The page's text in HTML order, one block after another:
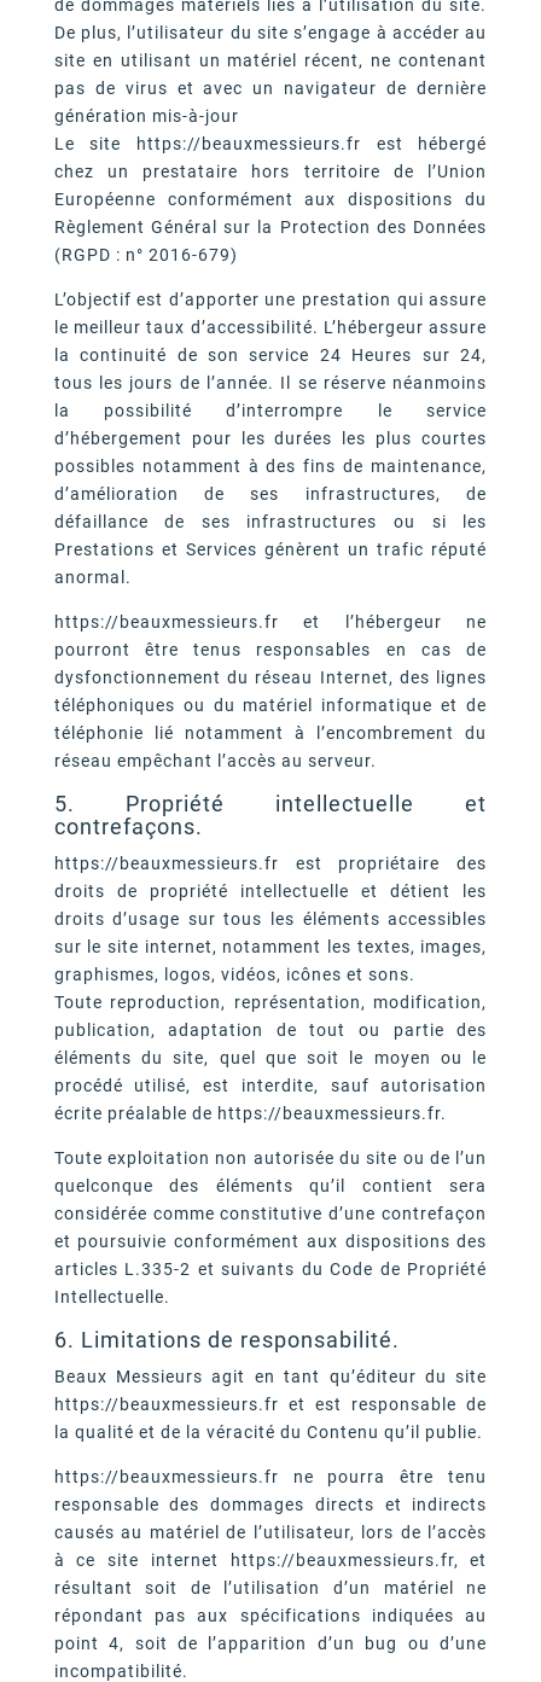
de dommages matériels liés à l’utilisation du site.
De plus, l’utilisateur du site s’engage à accéder au
site en utilisant un matériel récent, ne contenant
pas de virus et avec un navigateur de dernière
génération mis-à-jour
Le site https://beauxmessieurs.fr est hébergé
chez un prestataire hors territoire de l’Union
Européenne conformément aux dispositions du
Règlement Général sur la Protection des Données
(RGPD : n° 2016-679)
L’objectif est d’apporter une prestation qui assure
le meilleur taux d’accessibilité. L’hébergeur assure
la continuité de son service 24 Heures sur 24,
tous les jours de l’année. Il se réserve néanmoins
la possibilité d’interrompre le service
d’hébergement pour les durées les plus courtes
possibles notamment à des fins de maintenance,
d’amélioration de ses infrastructures, de
défaillance de ses infrastructures ou si les
Prestations et Services génèrent un trafic réputé
anormal.
https://beauxmessieurs.fr et l’hébergeur ne
pourront être tenus responsables en cas de
dysfonctionnement du réseau Internet, des lignes
téléphoniques ou du matériel informatique et de
téléphonie lié notamment à l’encombrement du
réseau empêchant l’accès au serveur.
5. Propriété intellectuelle et
contrefaçons.
https://beauxmessieurs.fr est propriétaire des
droits de propriété intellectuelle et détient les
droits d’usage sur tous les éléments accessibles
sur le site internet, notamment les textes, images,
graphismes, logos, vidéos, icônes et sons.
Toute reproduction, représentation, modification,
publication, adaptation de tout ou partie des
éléments du site, quel que soit le moyen ou le
procédé utilisé, est interdite, sauf autorisation
écrite préalable de https://beauxmessieurs.fr.
Toute exploitation non autorisée du site ou de l’un
quelconque des éléments qu’il contient sera
considérée comme constitutive d’une contrefaçon
et poursuivie conformément aux dispositions des
articles L.335-2 et suivants du Code de Propriété
Intellectuelle.
6. Limitations de responsabilité.
Beaux Messieurs agit en tant qu’éditeur du site
https://beauxmessieurs.fr et est responsable de
la qualité et de la véracité du Contenu qu’il publie.
https://beauxmessieurs.fr ne pourra être tenu
responsable des dommages directs et indirects
causés au matériel de l’utilisateur, lors de l’accès
à ce site internet https://beauxmessieurs.fr, et
résultant soit de l’utilisation d’un matériel ne
répondant pas aux spécifications indiquées au
point 4, soit de l’apparition d’un bug ou d’une
incompatibilité.